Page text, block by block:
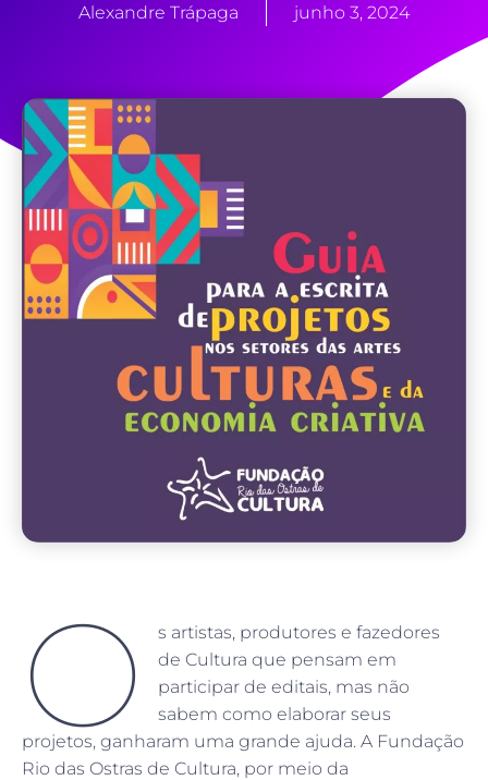
Alexandre Trápaga junho 3, 2024
O
s artistas, produtores e fazedores
de Cultura que pensam em
participar de editais, mas não
sabem como elaborar seus
projetos, ganharam uma grande ajuda. A Fundação
Rio das Ostras de Cultura, por meio da